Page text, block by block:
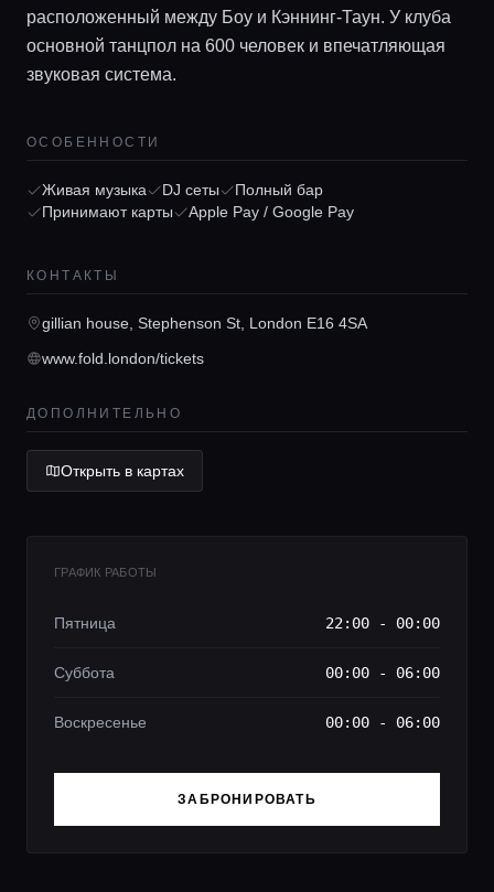
Главная
Локации
Гиды
Консьерж сервис
Lifestyle журнал
расположенный между Боу и Кэннинг-Таун. У клуба
основной танцпол на 600 человек и впечатляющая
звуковая система.
ОСОБЕННОСТИ
Живая музыка DJ сеты
Полный бар
Принимают карты
Apple Pay / Google Pay
КОНТАКТЫ
gillian house, Stephenson St, London E16 4SA
www.fold.london/tickets
ДОПОЛНИТЕЛЬНО
Открыть в картах
ГРАФИК РАБОТЫ
Пятница 22:00 - 00:00
Суббота 00:00 - 06:00
Воскресенье 00:00 - 06:00
ЗАБРОНИРОВАТЬ